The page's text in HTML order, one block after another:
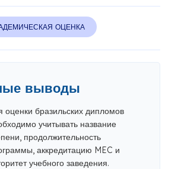
ОЦЕНКА
выводы
оценки бразильских дипломов
учитывать название
продолжительность
аккредитацию MEC и
учебного заведения.